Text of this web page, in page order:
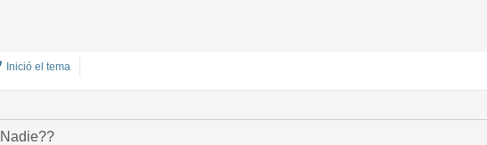
Inició el tema
Nadie??